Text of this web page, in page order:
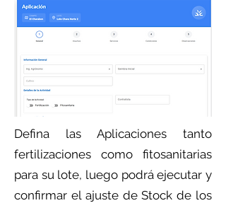
Defina las Aplicaciones tanto
fertilizaciones como fitosanitarias
para su lote, luego podrá ejecutar y
confirmar el ajuste de Stock de los